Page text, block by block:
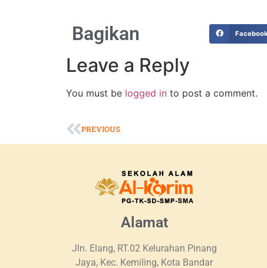
Bagikan
Leave a Reply
You must be logged in to post a comment.
PREVIOUS
Alamat
Jln. Elang, RT.02 Kelurahan Pinang
Jaya, Kec. Kemiling, Kota Bandar